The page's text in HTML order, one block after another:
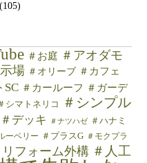
(105)
＃お庭 ＃アオダモ
場 ＃オリーブ ＃カフェ
SC ＃カールーフ ＃ガーデ
シマトネリコ
＃シンプル
＃デッキ ＃ナツハゼ
＃ハナミ
ーベリー ＃プラスG ＃モクプラ
リフォーム外構 ＃人工